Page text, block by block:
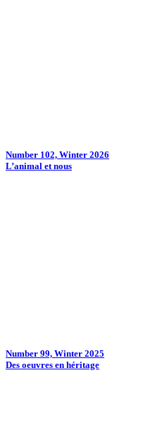
Number 102, Winter 2026
L’animal et nous
Number 99, Winter 2025
Des oeuvres en héritage